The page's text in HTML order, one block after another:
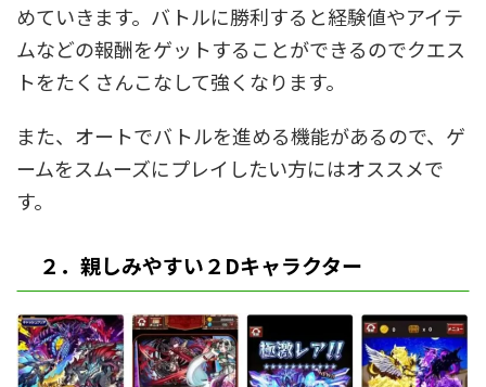
めていきます。バトルに勝利すると経験値やアイテ
ムなどの報酬をゲットすることができるのでクエス
トをたくさんこなして強くなります。
また、オートでバトルを進める機能があるので、ゲ
ームをスムーズにプレイしたい方にはオススメで
す。
２．親しみやすい２Dキャラクター